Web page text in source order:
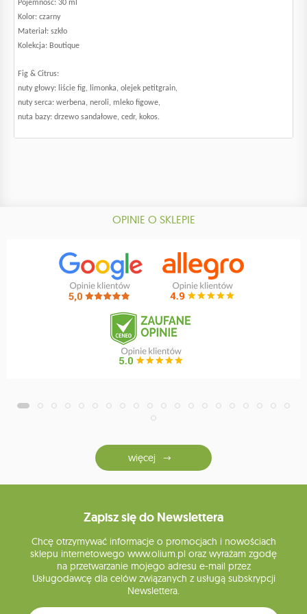
Pojemność: 30 ml
Kolor: czarny
Materiał: szkło
Kolekcja: Boutique
Fig & Citrus:
nuty głowy: liście fig, limonka, olejek petitgrain,
nuty serca: werbena, neroli, mleko figowe,
nuta bazy: drzewo sandałowe, cedr, kokos.
OPINIE O SKLEPIE
więcej
Zapisz się do Newslettera
Chcę otrzymywać informacje o promocjach i nowościach
sklepu internetowego www.olium.pl oraz wyrażam zgodę
na przetwarzanie mojego adresu e-mail przez
Usługodawcę dla celów związanych z usługą subskrypcji
Newslettera.